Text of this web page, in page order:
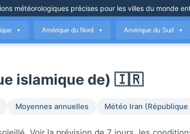
météorologiques précises pour les villes du monde
▼ Amérique du Nord ▼ Amérique du Sud ▼
islamique de) 🇮🇷
Moyennes annuelles Météo Iran